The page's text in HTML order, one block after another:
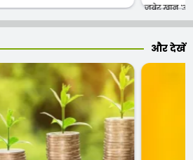
जुबेर खान
और देखें